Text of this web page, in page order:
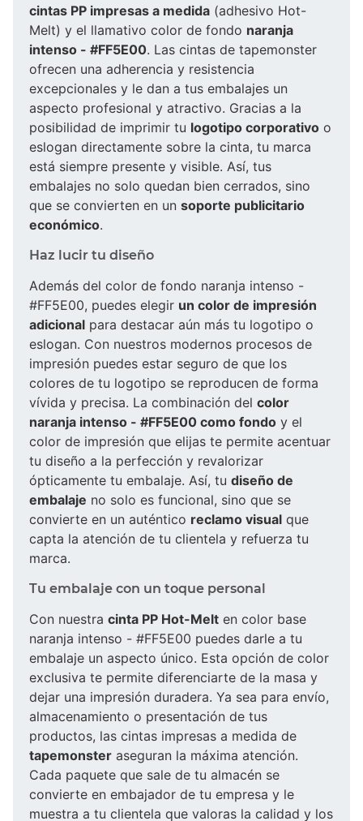
cintas PP impresas a medida (adhesivo Hot-
Melt) y el llamativo color de fondo naranja
intenso - #FF5E00. Las cintas de tapemonster
ofrecen una adherencia y resistencia
excepcionales y le dan a tus embalajes un
aspecto profesional y atractivo. Gracias a la
posibilidad de imprimir tu logotipo corporativo o
eslogan directamente sobre la cinta, tu marca
está siempre presente y visible. Así, tus
embalajes no solo quedan bien cerrados, sino
que se convierten en un soporte publicitario
económico.
Haz lucir tu diseño
Además del color de fondo naranja intenso -
#FF5E00, puedes elegir un color de impresión
adicional para destacar aún más tu logotipo o
eslogan. Con nuestros modernos procesos de
impresión puedes estar seguro de que los
colores de tu logotipo se reproducen de forma
vívida y precisa. La combinación del color
naranja intenso - #FF5E00 como fondo y el
color de impresión que elijas te permite acentuar
tu diseño a la perfección y revalorizar
ópticamente tu embalaje. Así, tu diseño de
embalaje no solo es funcional, sino que se
convierte en un auténtico reclamo visual que
capta la atención de tu clientela y refuerza tu
marca.
Tu embalaje con un toque personal
Con nuestra cinta PP Hot-Melt en color base
naranja intenso - #FF5E00 puedes darle a tu
embalaje un aspecto único. Esta opción de color
exclusiva te permite diferenciarte de la masa y
dejar una impresión duradera. Ya sea para envío,
almacenamiento o presentación de tus
productos, las cintas impresas a medida de
tapemonster aseguran la máxima atención.
Cada paquete que sale de tu almacén se
convierte en embajador de tu empresa y le
muestra a tu clientela que valoras la calidad y los